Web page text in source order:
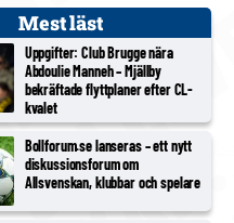
Mest läst
Uppgifter: Club Brugge nära
Abdoulie Manneh – Mjällby
bekräftade flyttplaner efter CL-
kvalet
Bollforum.se lanseras – ett nytt
diskussionsforum om
Allsvenskan, klubbar och spelare